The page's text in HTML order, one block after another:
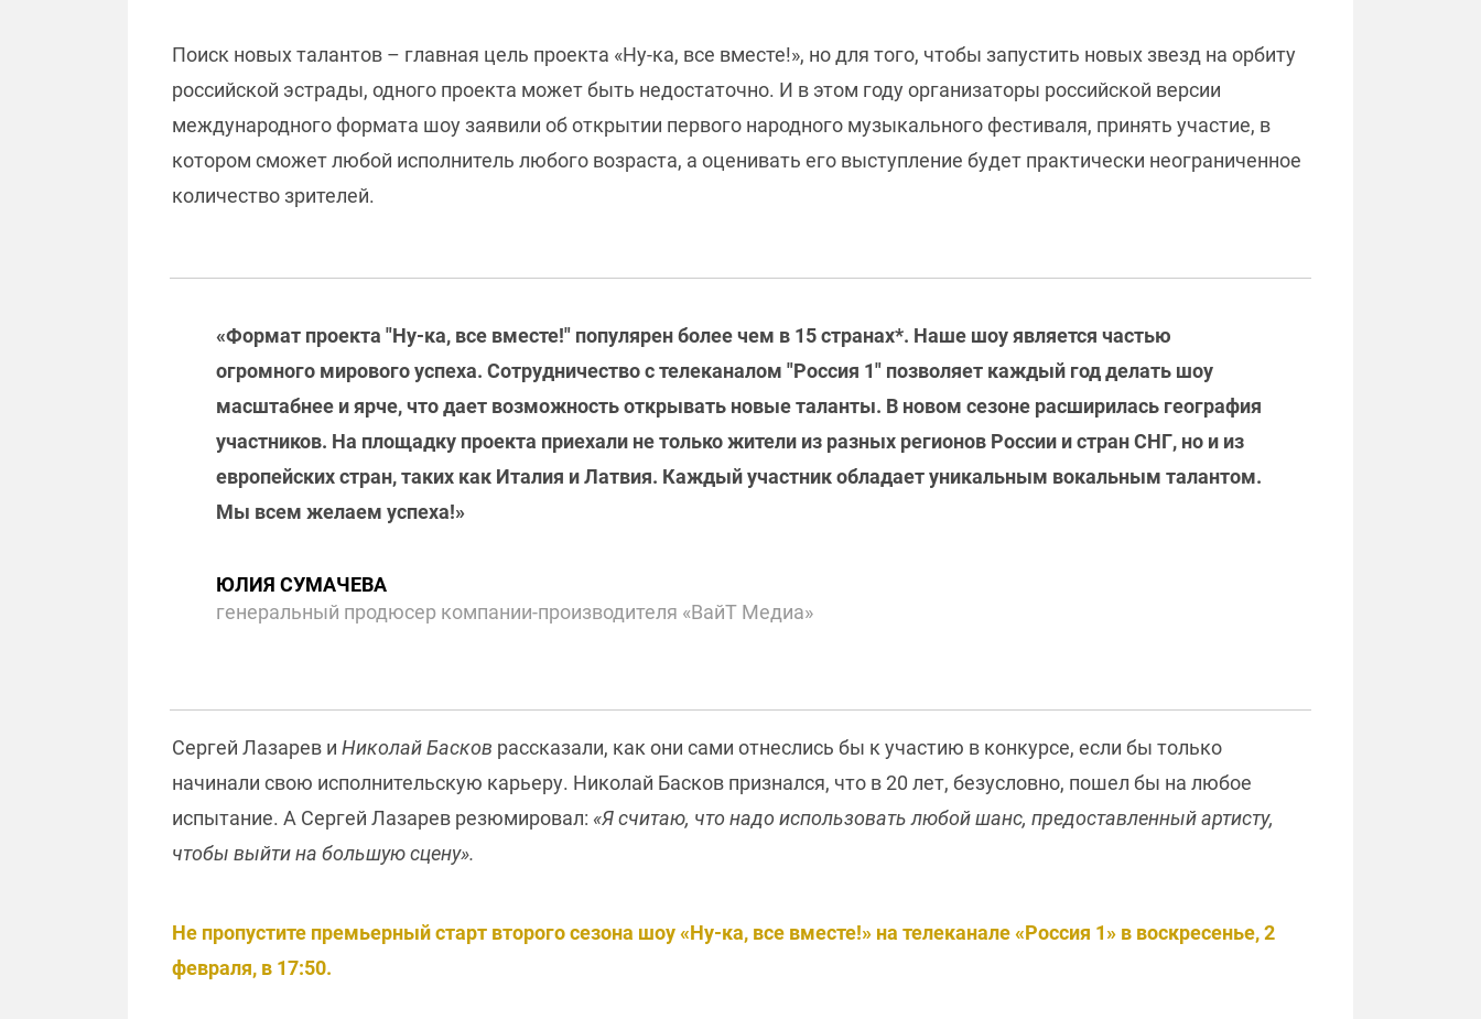
Поиск новых талантов – главная цель проекта «Ну-ка, все вместе!», но для того, чтобы запустить новых звезд на орбиту
российской эстрады, одного проекта может быть недостаточно. И в этом году организаторы российской версии
международного формата шоу заявили об открытии первого народного музыкального фестиваля, принять участие, в
котором сможет любой исполнитель любого возраста, а оценивать его выступление будет практически неограниченное
количество зрителей.
«Формат проекта "Ну-ка, все вместе!" популярен более чем в 15 странах*. Наше шоу является частью
огромного мирового успеха. Сотрудничество с телеканалом "Россия 1" позволяет каждый год делать шоу
масштабнее и ярче, что дает возможность открывать новые таланты. В новом сезоне расширилась география
участников. На площадку проекта приехали не только жители из разных регионов России и стран СНГ, но и из
европейских стран, таких как Италия и Латвия. Каждый участник обладает уникальным вокальным талантом.
Мы всем желаем успеха!»
ЮЛИЯ СУМАЧЕВА
генеральный продюсер компании-производителя «ВайТ Медиа»
Сергей Лазарев и Николай Басков рассказали, как они сами отнеслись бы к участию в конкурсе, если бы только
начинали свою исполнительскую карьеру. Николай Басков признался, что в 20 лет, безусловно, пошел бы на любое
испытание. А Сергей Лазарев резюмировал: «Я считаю, что надо использовать любой шанс, предоставленный артисту,
чтобы выйти на большую сцену».
Не пропустите премьерный старт второго сезона шоу «Ну-ка, все вместе!» на телеканале «Россия 1» в воскресенье, 2
февраля, в 17:50.